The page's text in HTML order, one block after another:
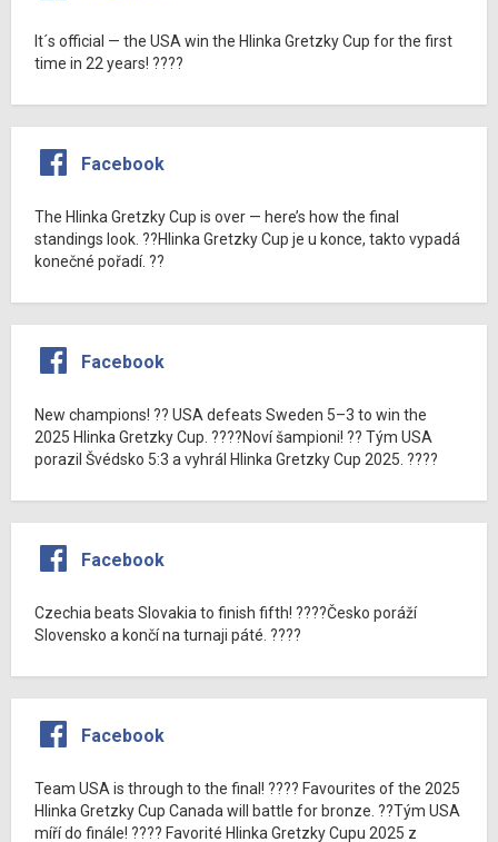
It´s official — the USA win the Hlinka Gretzky Cup for the first
time in 22 years! ????
Facebook
The Hlinka Gretzky Cup is over — here’s how the final
standings look. ??Hlinka Gretzky Cup je u konce, takto vypadá
konečné pořadí. ??
Facebook
New champions! ?? USA defeats Sweden 5–3 to win the
2025 Hlinka Gretzky Cup. ????Noví šampioni! ?? Tým USA
porazil Švédsko 5:3 a vyhrál Hlinka Gretzky Cup 2025. ????
Facebook
Czechia beats Slovakia to finish fifth! ????Česko poráží
Slovensko a končí na turnaji páté. ????
Facebook
Team USA is through to the final! ???? Favourites of the 2025
Hlinka Gretzky Cup Canada will battle for bronze. ??Tým USA
míří do finále! ???? Favorité Hlinka Gretzky Cupu 2025 z